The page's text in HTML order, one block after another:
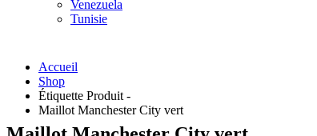
Venezuela
Tunisie
Accueil
Shop
Étiquette Produit -
Maillot Manchester City vert